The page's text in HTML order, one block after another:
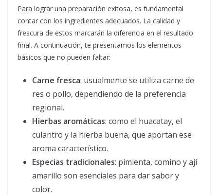
Para lograr una preparación exitosa, es fundamental
contar con los ingredientes adecuados. La calidad y
frescura de estos marcarán la diferencia en el resultado
final. A continuación, te presentamos los elementos
básicos que no pueden faltar:
Carne fresca: usualmente se utiliza carne de
res o pollo, dependiendo de la preferencia
regional.
Hierbas aromáticas: como el huacatay, el
culantro y la hierba buena, que aportan ese
aroma característico.
Especias tradicionales: pimienta, comino y ají
amarillo son esenciales para dar sabor y
color.